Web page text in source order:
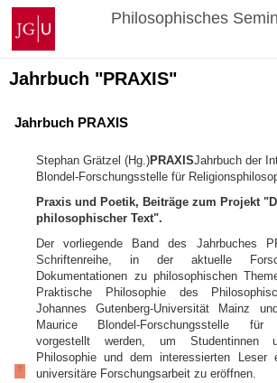
Zum
Inhalt
springen
Johannes
Gutenberg-
Universität
Mainz
Philosophisches
Jahrbuch "PRAXIS"
Jahrbuch PRAXIS
Stephan Grätzel (Hg.)PRAXISJahrbuch der
Blondel-Forschungsstelle für
Praxis und Poetik, Beiträge zum Projekt
philosophischer Text".
Der vorliegende Band des Jahrbuches
Schriftenreihe, in der aktuelle
Dokumentationen zu philosophischen
Praktische Philosophie des
Johannes Gutenberg-Universität Mainz
Maurice Blondel-Forschungsstelle für
vorgestellt werden, um Studentinnen
Philosophie und dem interessierten
universitäre Forschungsarbeit zu eröffnen.